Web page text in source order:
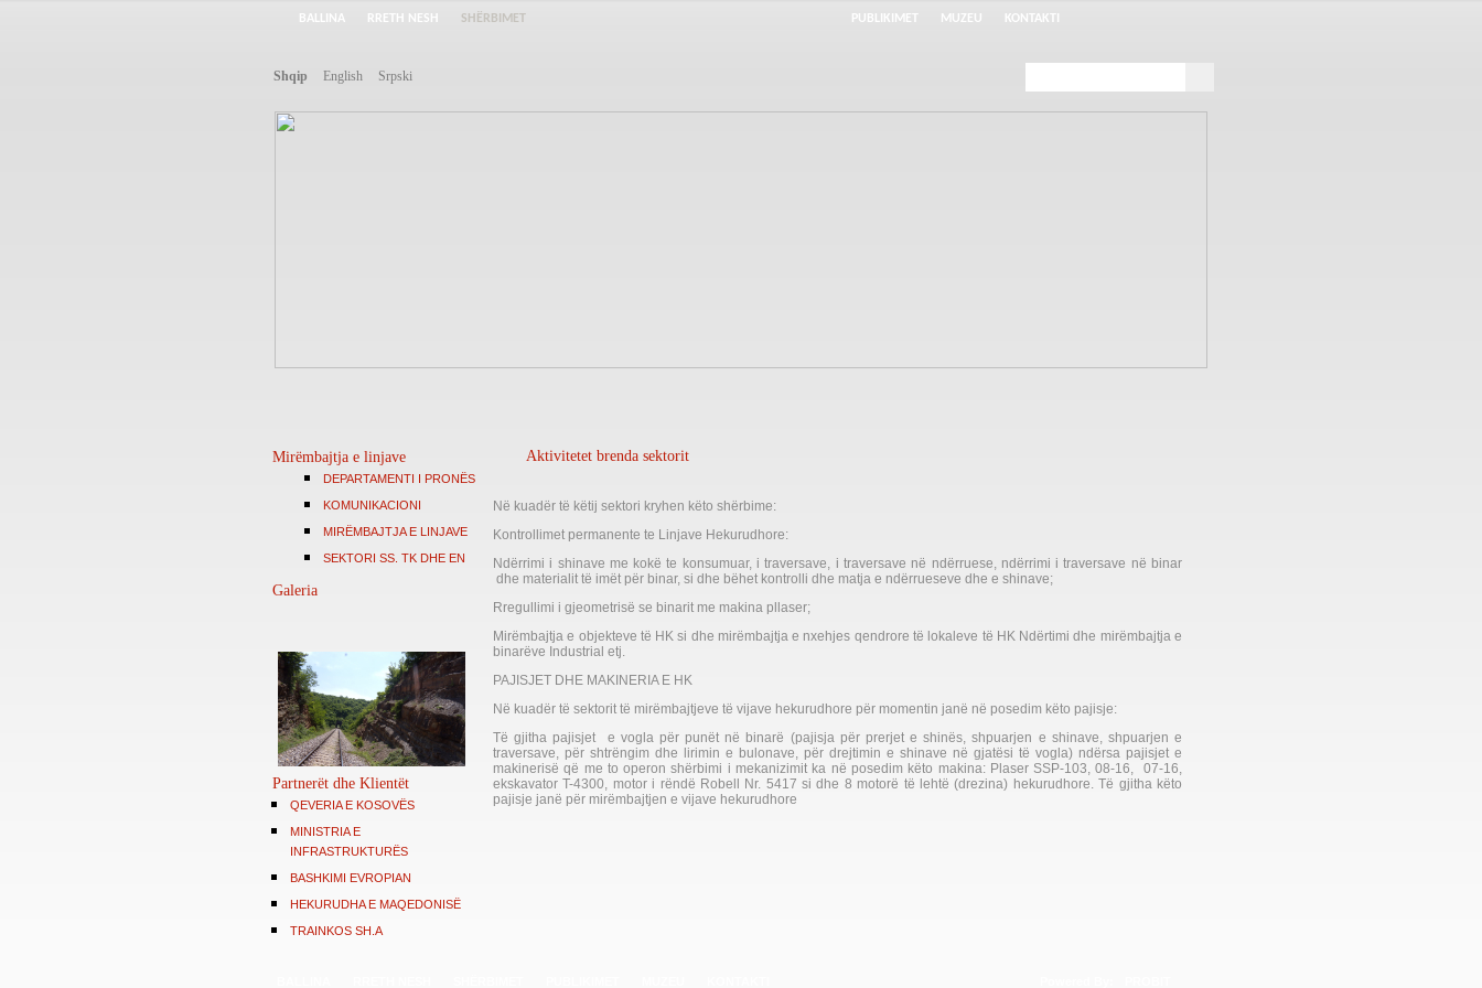
BALLINA RRETH NESH SHËRBIMET PUBLIKIMET MUZEU KONTAKTI
Shqip English Srpski
Mirëmbajtja e linjave
DEPARTAMENTI I PRONËS
KOMUNIKACIONI
MIRËMBAJTJA E LINJAVE
SEKTORI SS. TK DHE EN
Galeria
Partnerët dhe Klientët
QEVERIA E KOSOVËS
MINISTRIA E
INFRASTRUKTURËS
BASHKIMI EVROPIAN
HEKURUDHA E MAQEDONISË
TRAINKOS SH.A
Aktivitetet brenda sektorit
Në kuadër të këtij sektori kryhen këto shërbime:
Kontrollimet permanente te Linjave Hekurudhore:
Ndërrimi i shinave me kokë te konsumuar, i traversave, i traversave në ndërruese, ndërrimi i traversave në binar
dhe materialit të imët për binar, si dhe bëhet kontrolli dhe matja e ndërrueseve dhe e shinave;
Rregullimi i gjeometrisë se binarit me makina pllaser;
Mirëmbajtja e objekteve të HK si dhe mirëmbajtja e nxehjes qendrore të lokaleve të HK Ndërtimi dhe mirëmbajtja e
binarëve Industrial etj.
PAJISJET DHE MAKINERIA E HK
Në kuadër të sektorit të mirëmbajtjeve të vijave hekurudhore për momentin janë në posedim këto pajisje:
Të gjitha pajisjet e vogla për punët në binarë (pajisja për prerjet e shinës, shpuarjen e shinave, shpuarjen e
traversave, për shtrëngim dhe lirimin e bulonave, për drejtimin e shinave në gjatësi të vogla) ndërsa pajisjet e
makinerisë që me to operon shërbimi i mekanizimit ka në posedim këto makina: Plaser SSP-103, 08-16, 07-16,
ekskavator T-4300, motor i rëndë Robell Nr. 5417 si dhe 8 motorë të lehtë (drezina) hekurudhore. Të gjitha këto
pajisje janë për mirëmbajtjen e vijave hekurudhore